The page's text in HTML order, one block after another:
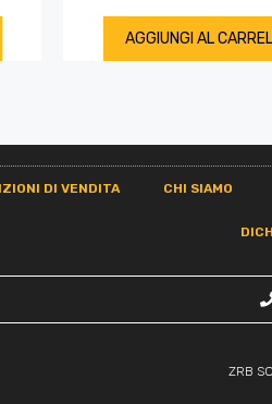
AGGIUNGI AL
DI VENDITA CHI SIAMO
ZRB